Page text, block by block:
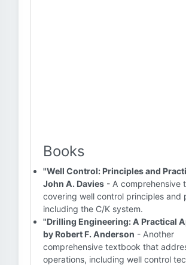
Books
"Well Control: Principles and
John A. Davies - A comprehensive
covering well control principles and
including the C/K system.
"Drilling Engineering: A Practical
by Robert F. Anderson - Another
comprehensive textbook that
operations, including well control